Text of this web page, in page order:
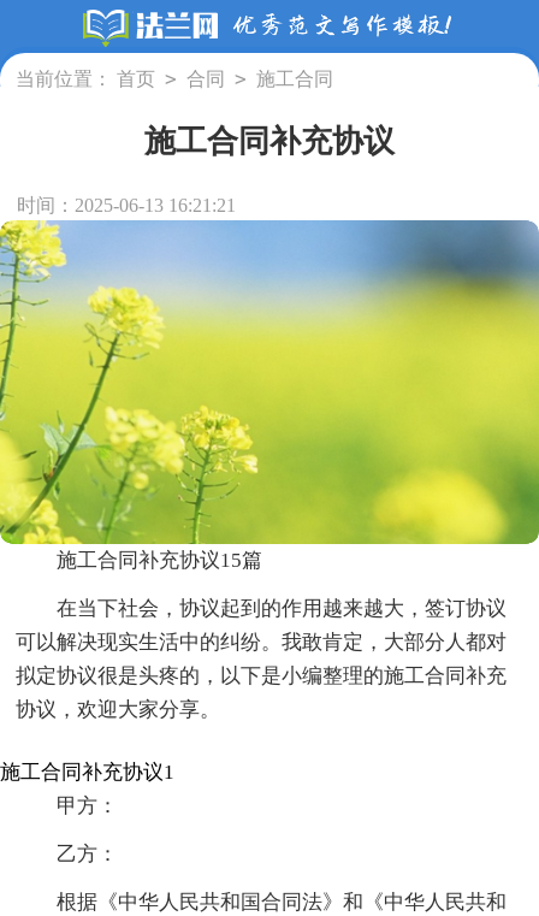
当前位置： 首页 > 合同 > 施工合同
施工合同补充协议
时间：2025-06-13 16:21:21
施工合同补充协议15篇
在当下社会，协议起到的作用越来越大，签订协议
可以解决现实生活中的纠纷。我敢肯定，大部分人都对
拟定协议很是头疼的，以下是小编整理的施工合同补充
协议，欢迎大家分享。
施工合同补充协议1
甲方：
乙方：
根据《中华人民共和国合同法》和《中华人民共和